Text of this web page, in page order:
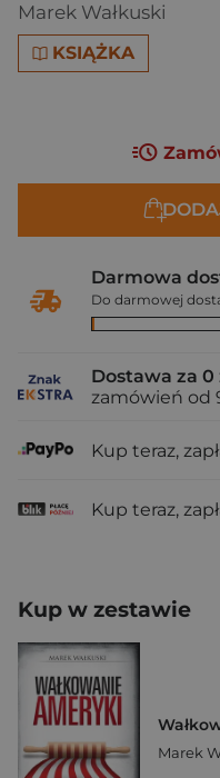
Marek Wałkuski
KSIĄŻKA
Darmowa
Do darmowej
Dostawa za 0
zamówień od
Kup teraz,
Kup teraz,
Kup w zestawie
Marek